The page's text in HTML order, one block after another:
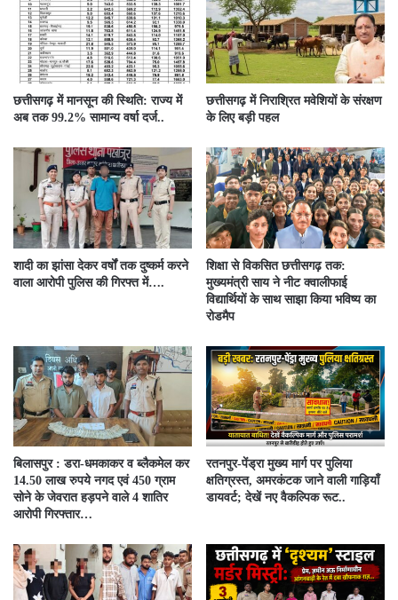
छत्तीसगढ़ में मानसून की स्थिति: राज्य में
अब तक 99.2% सामान्य वर्षा दर्ज..
छत्तीसगढ़ में निराश्रित मवेशियों के संरक्षण
के लिए बड़ी पहल
शादी का झांसा देकर वर्षों तक दुष्कर्म करने
वाला आरोपी पुलिस की गिरफ्त में….
शिक्षा से विकसित छत्तीसगढ़ तक:
मुख्यमंत्री साय ने नीट क्वालीफाई
विद्यार्थियों के साथ साझा किया भविष्य का
रोडमैप
बिलासपुर : डरा-धमकाकर व ब्लैकमेल कर
14.50 लाख रुपये नगद एवं 450 ग्राम
सोने के जेवरात हड़पने वाले 4 शातिर
आरोपी गिरफ्तार…
रतनपुर-पेंड्रा मुख्य मार्ग पर पुलिया
क्षतिग्रस्त, अमरकंटक जाने वाली गाड़ियाँ
डायवर्ट; देखें नए वैकल्पिक रूट..